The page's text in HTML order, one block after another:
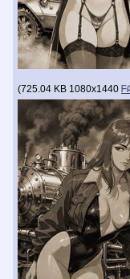
(725.04 KB 1080x1440